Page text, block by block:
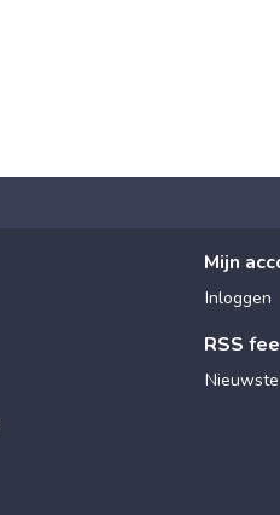
Mijn
Inloggen
RSS